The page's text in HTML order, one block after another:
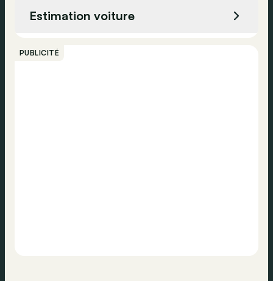
Estimation voiture
PUBLICITÉ